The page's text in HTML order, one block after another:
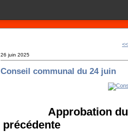
26 juin 2025
Conseil communal du 24 juin
Approbation
précédente